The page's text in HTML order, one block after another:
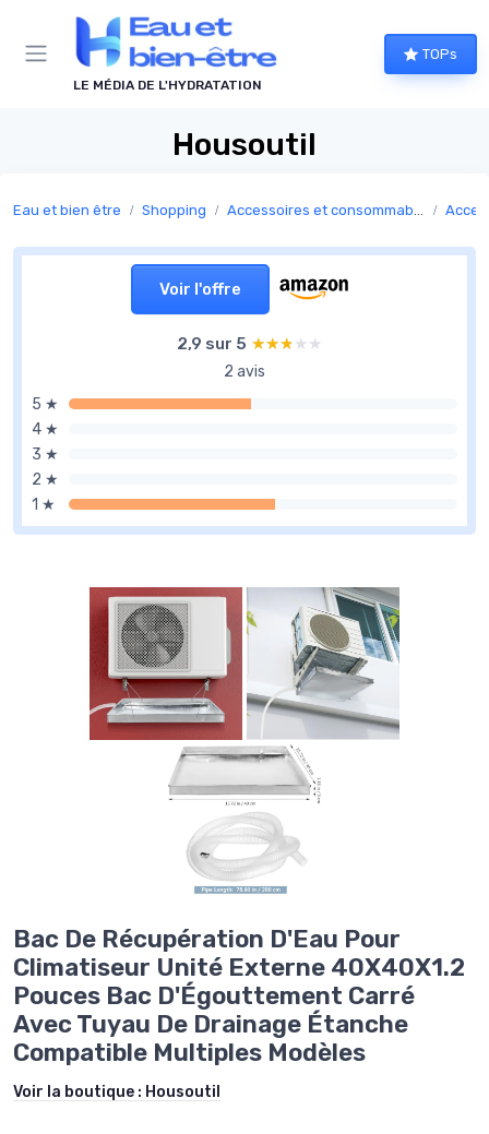
LE MÉDIA DE L'HYDRATATION
TOPs
Housoutil
Eau et bien être Shopping Accessoires et consommables pour fontaines à eau
Voir l'offre
2,9 sur 5 ★★★★★
★★★★★
2 avis
5 ★
4 ★
3 ★
2 ★
1 ★
Bac De Récupération D'Eau Pour
Climatiseur Unité Externe 40X40X1.2
Pouces Bac D'Égouttement Carré
Avec Tuyau De Drainage Étanche
Compatible Multiples Modèles
Voir la boutique : Housoutil
Panneau de gestion des cookies